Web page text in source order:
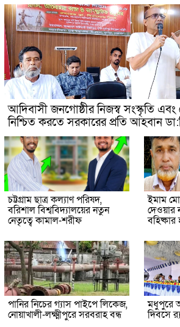
আদিবাসী জনগোষ্ঠীর নিজস্ব সংস্কৃতি
নিশ্চিত করতে সরকারের প্রতি আহবান
চট্টগ্রাম ছাত্র কল্যাণ পরিষদ,
বরিশাল বিশ্ববিদ্যালয়ের নতুন
নেতৃত্বে কামাল-শরীফ
ইমাম
দেওয়ার
পানির নিচের গ্যাস পাইপে লিকেজ,
নোয়াখালী-লক্ষ্মীপুরে সরবরাহ বন্ধ
মধুপুরে
দিবসে